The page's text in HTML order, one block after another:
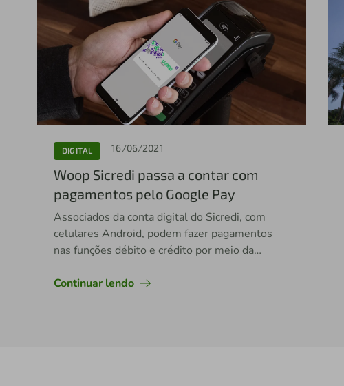
DIGITAL 16/06/2021
Woop Sicredi passa a contar com
pagamentos pelo Google Pay
Associados da conta digital do Sicredi, com
celulares Android, podem fazer pagamentos
nas funções débito e crédito por meio da
Continuar lendo